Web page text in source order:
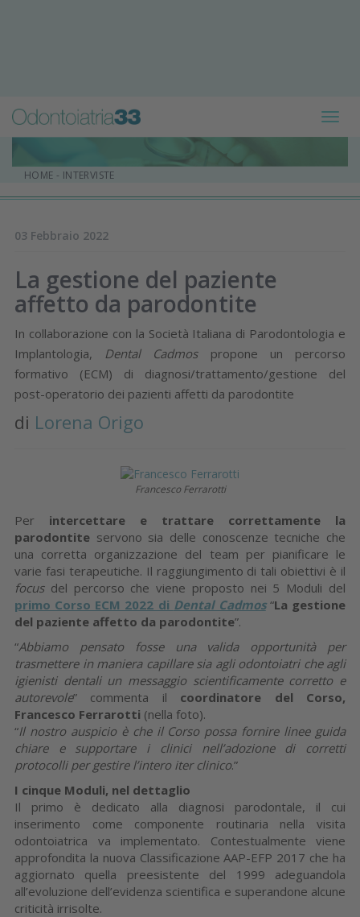
HOME - INTERVISTE
03 Febbraio 2022
La gestione del paziente
affetto da parodontite
In collaborazione con la Società Italiana di Parodontologia e
Implantologia, Dental Cadmospropone un percorso
formativo (ECM) di diagnosi/trattamento/gestione del
post-operatorio dei pazienti affetti da parodontite
di Lorena Origo
Francesco Ferrarotti
Per intercettare e trattare correttamente la
parodontite servono sia delle conoscenze tecniche che
una corretta organizzazione del team per pianificare le
varie fasi terapeutiche. Il raggiungimento di tali obiettivi è il
focusdel percorso che viene proposto nei 5 Moduli del
primo Corso ECM 2022 di Dental Cadmos“La gestione
del paziente affetto da parodontite”.
“Abbiamo pensato fosse una valida opportunità per
trasmettere in maniera capillare sia agli odontoiatri che agli
igienisti dentali un messaggio scientificamente corretto e
autorevole” commenta il coordinatore del Corso,
Francesco Ferrarotti (nella foto).
“Il nostro auspicio è che il Corso possa fornire linee guida
chiare e supportare i clinici nell’adozione di corretti
protocolli per gestire l’intero iter clinico.”
I cinque Moduli, nel dettaglio
Il primo è dedicato alla diagnosi parodontale, il cui
inserimento come componente routinaria nella visita
odontoiatrica va implementato. Contestualmente viene
approfondita la nuova Classificazione AAP-EFP 2017 che ha
aggiornato quella preesistente del 1999 adeguandola
all’evoluzione dell’evidenza scientifica e superandone alcune
criticità irrisolte.